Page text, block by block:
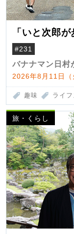
「いと次郎
#231
バナナマン日村
2026年8月11日
趣味 ライ
旅・くらし